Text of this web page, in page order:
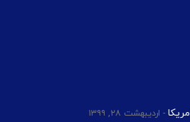
اردیبهشت ۲۸, ۱۳۹۹